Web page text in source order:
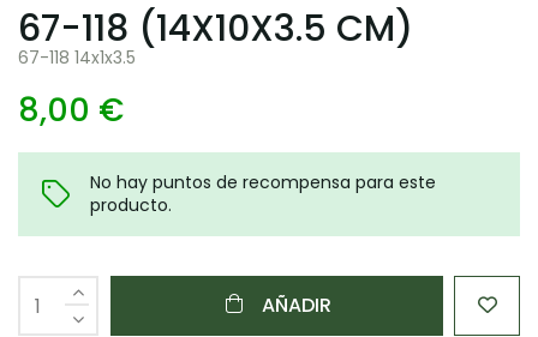
67-118 (14X10X3.5 CM)
67-118 14x1x3.5
8,00 €
No hay puntos de recompensa para este
producto.
AÑADIR